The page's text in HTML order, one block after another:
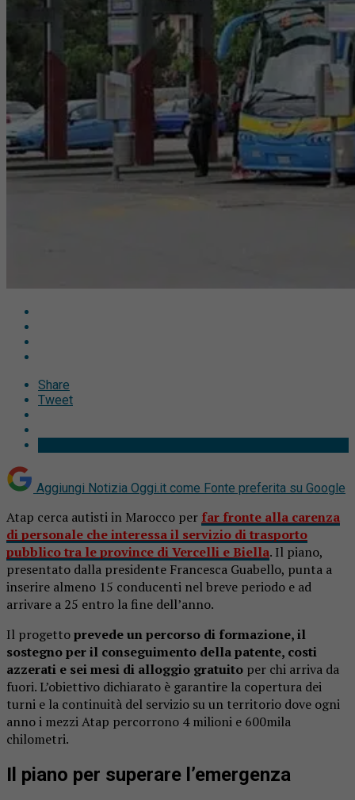
Share
Tweet
Aggiungi Notizia Oggi.it come Fonte preferita su Google
Atap cerca autisti in Marocco per far fronte alla carenza
di personale che interessa il servizio di trasporto
pubblico tra le province di Vercelli e Biella. Il piano,
presentato dalla presidente Francesca Guabello, punta a
inserire almeno 15 conducenti nel breve periodo e ad
arrivare a 25 entro la fine dell’anno.
Il progettoprevede un percorso di formazione, il
sostegno per il conseguimento della patente, costi
azzerati e sei mesi di alloggio gratuito per chi arriva da
fuori. L’obiettivo dichiarato è garantire la copertura dei
turni e la continuità del servizio su un territorio dove ogni
anno i mezzi Atap percorrono 4 milioni e 600mila
chilometri.
Il piano per superare l’emergenza